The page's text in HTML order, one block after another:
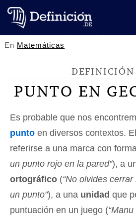
En Matemáticas
DEFINICIÓN
PUNTO EN
Es probable que nos
punto en diversos contextos.
referirse a una marca con
un punto rojo en la pared”), a
ortográfico (“No olvides
un punto”), a una unidad que
puntuación en un juego (